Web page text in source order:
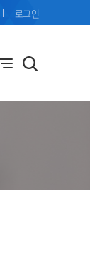
로그인